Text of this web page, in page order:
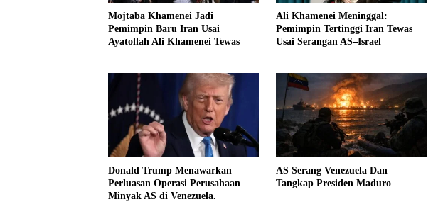
Mojtaba Khamenei Jadi
Pemimpin Baru Iran Usai
Ayatollah Ali Khamenei Tewas
Ali Khamenei Meninggal:
Pemimpin Tertinggi Iran Tewas
Usai Serangan AS–Israel
Donald Trump Menawarkan
Perluasan Operasi Perusahaan
Minyak AS di Venezuela.
AS Serang Venezuela Dan
Tangkap Presiden Maduro